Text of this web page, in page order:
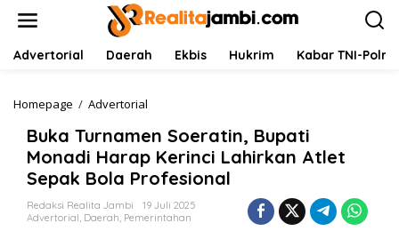
Advertorial Daerah Ekbis Hukrim Kabar TNI-Polri
Homepage / Advertorial
k
a
T
u
r
n
Buka Turnamen Soeratin, Bupati
Monadi Harap Kerinci Lahirkan Atlet
Sepak Bola Profesional
Redaksi Realita Jambi
19 Juli 2025
Advertorial, Daerah, Pemerintahan